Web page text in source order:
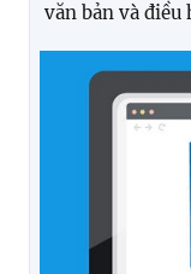
văn bản và điều